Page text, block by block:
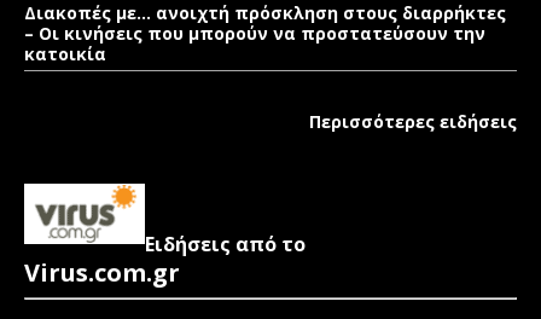
Διακοπές με… ανοιχτή πρόσκληση στους διαρρήκτες
– Οι κινήσεις που μπορούν να προστατεύσουν την
κατοικία
Περισσότερες ειδήσεις
Ειδήσεις από το
Virus.com.gr